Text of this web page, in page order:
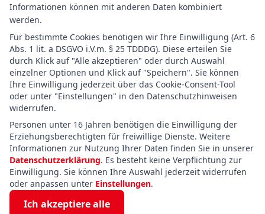
Informationen können mit anderen Daten kombiniert
werden.
Für bestimmte Cookies benötigen wir Ihre Einwilligung (Art. 6
Abs. 1 lit. a DSGVO i.V.m. § 25 TDDDG). Diese erteilen Sie
durch Klick auf "Alle akzeptieren" oder durch Auswahl
einzelner Optionen und Klick auf "Speichern". Sie können
Ihre Einwilligung jederzeit über das Cookie-Consent-Tool
oder unter "Einstellungen" in den Datenschutzhinweisen
widerrufen.
Personen unter 16 Jahren benötigen die Einwilligung der
Erziehungsberechtigten für freiwillige Dienste. Weitere
Informationen zur Nutzung Ihrer Daten finden Sie in unserer
Datenschutzerklärung. Es besteht keine Verpflichtung zur
Einwilligung. Sie können Ihre Auswahl jederzeit widerrufen
oder anpassen unter Einstellungen.
Ich akzeptiere alle